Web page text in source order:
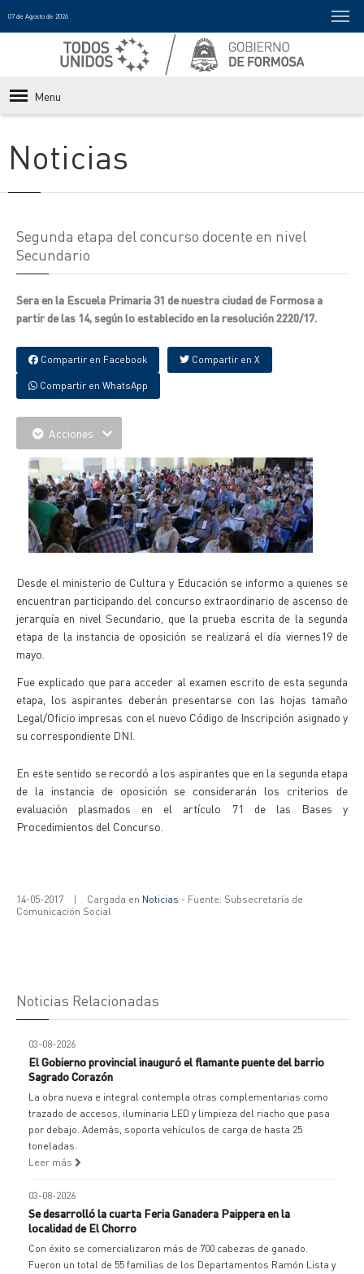
07 de Agosto de 2026
Menu
Noticias
Segunda etapa del concurso docente en nivel
Secundario
Sera en la Escuela Primaria 31 de nuestra ciudad de Formosa a
partir de las 14, según lo establecido en la resolución 2220/17.
Compartir en Facebook Compartir en X
Compartir en WhatsApp
Acciones
Desde el ministerio de Cultura y Educación se informo a quienes se
encuentran participando del concurso extraordinario de ascenso de
jerarquía en nivel Secundario, que la prueba escrita de la segunda
etapa de la instancia de oposición se realizará el día viernes19 de
mayo.
Fue explicado que para acceder al examen escrito de esta segunda
etapa, los aspirantes deberán presentarse con las hojas tamaño
Legal/Oficio impresas con el nuevo Código de Inscripción asignado y
su correspondiente DNI.
En este sentido se recordó a los aspirantes que en la segunda etapa
de la instancia de oposición se considerarán los criterios de
evaluación plasmados en el artículo 71 de las Bases y
Procedimientos del Concurso.
14-05-2017 | Cargada en Noticias - Fuente: Subsecretaría de
Comunicación Social
Noticias Relacionadas
03-08-2026
El Gobierno provincial inauguró el flamante puente del barrio
Sagrado Corazón
La obra nueva e integral contempla otras complementarias como
trazado de accesos, iluminaria LED y limpieza del riacho que pasa
por debajo. Además, soporta vehículos de carga de hasta 25
toneladas.
Leer más
03-08-2026
Se desarrolló la cuarta Feria Ganadera Paippera en la
localidad de El Chorro
Con éxito se comercializaron más de 700 cabezas de ganado.
Fueron un total de 55 familias de los Departamentos Ramón Lista y